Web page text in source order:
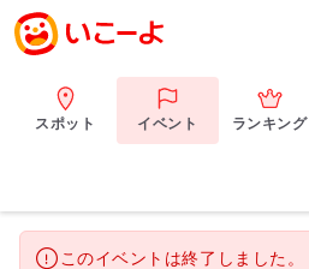
スポット イベント ランキング
このイベントは終了しました。